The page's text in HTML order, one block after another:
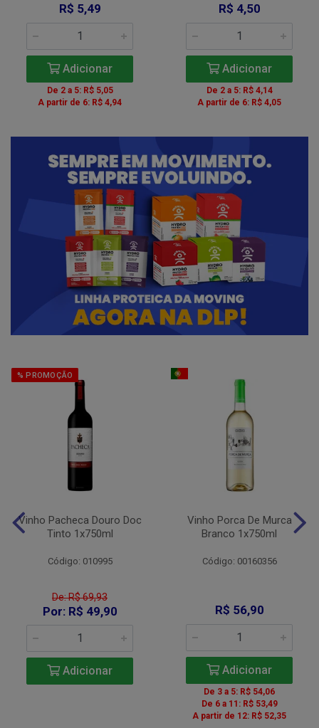
R$ 5,49
Adicionar
De 2 a 5: R$ 5,05
A partir de 6: R$ 4,94
R$ 4,50
Adicionar
De 2 a 5: R$ 4,14
A partir de 6: R$ 4,05
% PROMOÇÃO
Vinho Pacheca Douro Doc
Tinto 1x750ml
Código: 010995
De: R$ 69,93
Por: R$ 49,90
Adicionar
Vinho Porca De Murca
Branco 1x750ml
Código: 00160356
R$ 56,90
Adicionar
De 3 a 5: R$ 54,06
De 6 a 11: R$ 53,49
A partir de 12: R$ 52,35